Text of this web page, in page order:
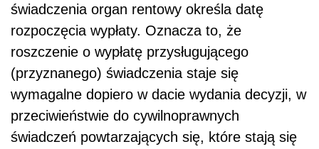
świadczenia organ rentowy określa datę
rozpoczęcia wypłaty. Oznacza to, że
roszczenie o wypłatę przysługującego
(przyznanego) świadczenia staje się
wymagalne dopiero w dacie wydania decyzji, w
przeciwieństwie do cywilnoprawnych
świadczeń powtarzających się, które stają się